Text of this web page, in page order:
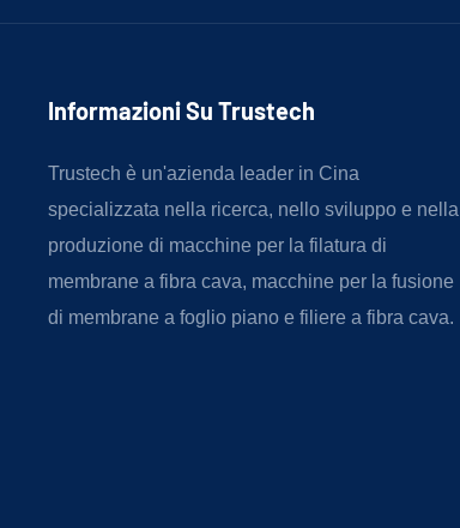
Informazioni Su Trustech
Trustech è un'azienda leader in Cina
specializzata nella ricerca, nello sviluppo e nella
produzione di macchine per la filatura di
membrane a fibra cava, macchine per la fusione
di membrane a foglio piano e filiere a fibra cava.